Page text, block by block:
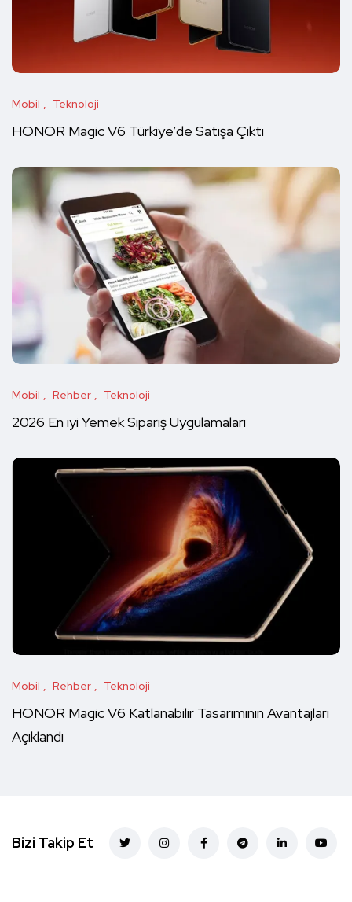
Mobil Teknoloji
HONOR Magic V6 Türkiye’de Satışa Çıktı
Mobil Rehber Teknoloji
2026 En iyi Yemek Sipariş Uygulamaları
Mobil Rehber Teknoloji
HONOR Magic V6 Katlanabilir Tasarımının Avantajları
Açıklandı
Bizi Takip Et